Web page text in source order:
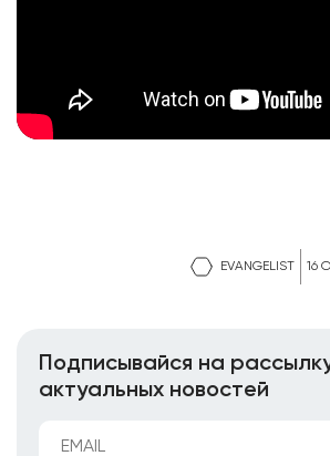
EVANGELIST 16
Подписывайся на
актуальных новостей